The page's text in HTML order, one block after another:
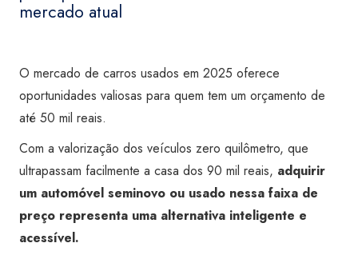
mercado atual
O mercado de carros usados em 2025 oferece
oportunidades valiosas para quem tem um orçamento de
até 50 mil reais.
Com a valorização dos veículos zero quilômetro, que
ultrapassam facilmente a casa dos 90 mil reais, adquirir
um automóvel seminovo ou usado nessa faixa de
preço representa uma alternativa inteligente e
acessível.